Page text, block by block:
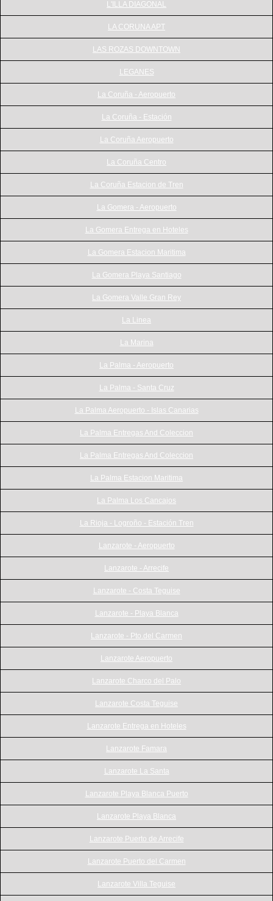
L'ILLA DIAGONAL
LA CORUNA APT
LAS ROZAS DOWNTOWN
LEGANES
La Coruña - Aeropuerto
La Coruña - Estación
La Coruña Aeropuerto
La Coruña Centro
La Coruña Estacion de Tren
La Gomera - Aeropuerto
La Gomera Entrega en Hoteles
La Gomera Estacion Maritima
La Gomera Playa Santiago
La Gomera Valle Gran Rey
La Linea
La Marina
La Palma - Aeropuerto
La Palma - Santa Cruz
La Palma Aeropuerto - Islas Canarias
La Palma Entregas And Coleccion
La Palma Entregas And Coleccion
La Palma Estacion Maritima
La Palma Los Cancajos
La Rioja - Logroño - Estación Tren
Lanzarote - Aeropuerto
Lanzarote - Arrecife
Lanzarote - Costa Teguise
Lanzarote - Playa Blanca
Lanzarote - Pto.del Carmen
Lanzarote Aeropuerto
Lanzarote Charco del Palo
Lanzarote Costa Teguise
Lanzarote Entrega en Hoteles
Lanzarote Famara
Lanzarote La Santa
Lanzarote Playa Blanca Puerto
Lanzarote Playa Blanca
Lanzarote Puerto de Arrecife
Lanzarote Puerto del Carmen
Lanzarote Villa Teguise